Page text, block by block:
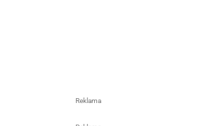
Reklama